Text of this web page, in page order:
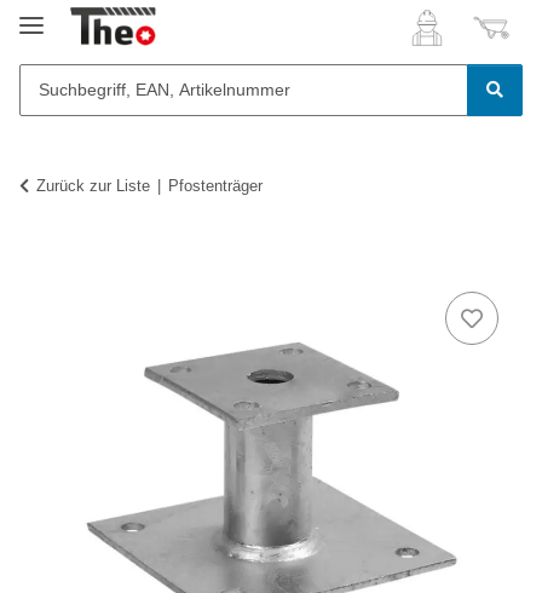
Zurück zur Liste Pfostenträger